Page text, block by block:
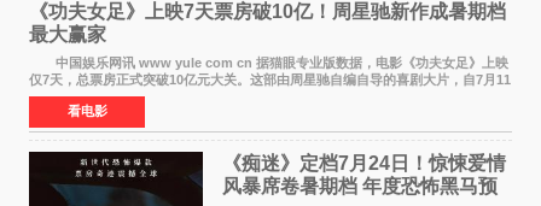
《功夫女足》上映7天票房破10亿！周星驰新作成暑期档
最大赢家
中国娱乐网讯 www yule com cn 据猫眼专业版数据，电影《功夫女足》上映
仅7天，总票房正式突破10亿元大关。这部由周星驰自编自导的喜剧大片，自7月11
日公映以来便展现出惊人的市场统治力。
看电影
《痴迷》定档7月24日！惊悚爱情
风暴席卷暑期档 年度恐怖黑马预